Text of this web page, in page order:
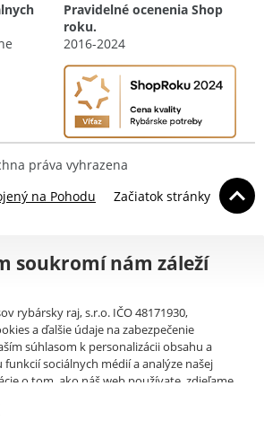
Pravidelné ocenenia Shop
roku.
2016-2024
práva vyhrazena
na Pohodu
Začiatok stránky
soukromí nám záleží
rybársky raj, s.r.o. IČO 48171930,
a ďalšie údaje na zabezpečenie
súhlasom k personalizácii obsahu a
sociálnych médií a analýze našej
o tom, ako náš web používate, zdieľame